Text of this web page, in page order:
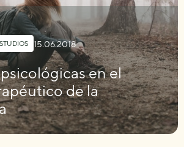
15.06.2018
en el
de la